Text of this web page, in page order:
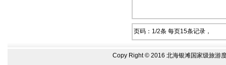
页码： 1/2条 每页15条记录，
Copy Right © 2016 北海银滩国家级旅游